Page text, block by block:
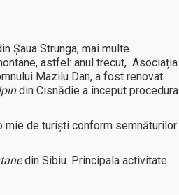
Șaua Strunga, mai multe
astfel: anul trecut, Asociația
Mazilu Dan, a fost renovat
din Cisnădie a început procedura
mie de turiști conform semnăturilor
din Sibiu. Principala activitate